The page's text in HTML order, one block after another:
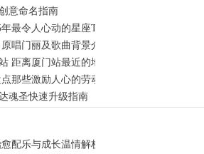
意命名指南
最令人心动的星座TOP5
唱门丽及歌曲背景介绍
距离厦门站最近的地标建筑
那些激励人心的劳动箴言
魂圣快速升级指南
配乐与成长温情解析